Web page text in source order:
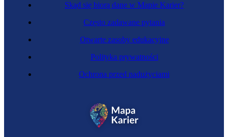
Skąd się biorą dane w Mapie Karier?
Często zadawane pytania
Otwarte zasoby edukacyjne
Polityka prywatności
Ochrona przed nadużyciami